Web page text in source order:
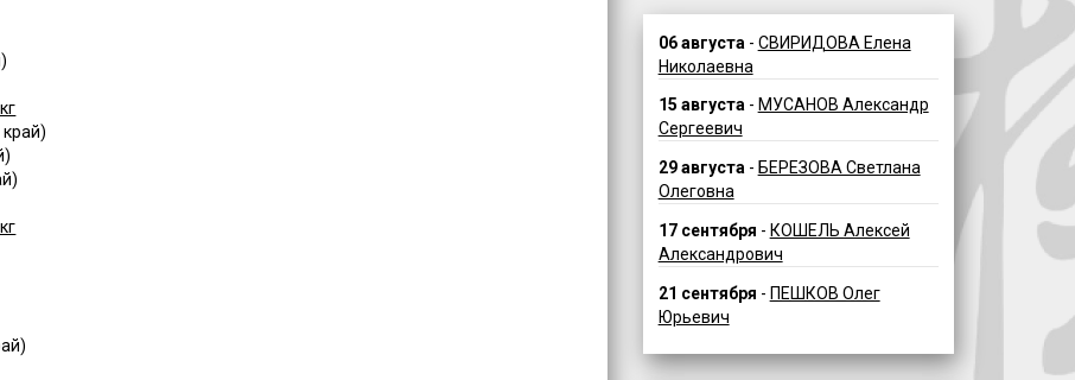
06 августа - СВИРИДОВА Елена
Николаевна
15 августа- МУСАНОВ Александр
Сергеевич
29 августа - БЕРЕЗОВА Светлана
Олеговна
17 сентября - КОШЕЛЬ Алексей
Александрович
21 сентября - ПЕШКОВ Олег
Юрьевич